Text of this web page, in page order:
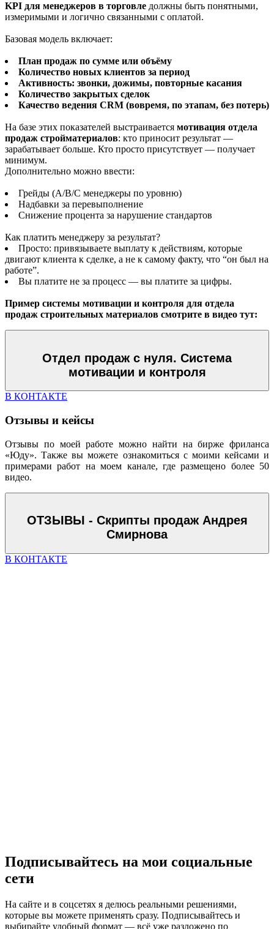
KPI для менеджеров в торговле должны быть понятными,
измеримыми и логично связанными с оплатой.
Базовая модель включает:
План продаж по сумме или объёму
Количество новых клиентов за период
Активность: звонки, дожимы, повторные касания
Количество закрытых сделок
Качество ведения CRM (вовремя, по этапам, без потерь)
На базе этих показателей выстраивается мотивация отдела
продаж стройматериалов: кто приносит результат —
зарабатывает больше. Кто просто присутствует — получает
минимум.
Дополнительно можно ввести:
Грейды (A/B/C менеджеры по уровню)
Надбавки за перевыполнение
Снижение процента за нарушение стандартов
Как платить менеджеру за результат?
Просто: привязываете выплату к действиям, которые
двигают клиента к сделке, а не к самому факту, что “он был на
работе”.
Вы платите не за процесс — вы платите за цифры.
Пример системы мотивации и контроля для отдела
продаж строительных материалов смотрите в видео тут:
Отдел продаж с нуля. Система
мотивации и контроля
В КОНТАКТЕ
Отзывы и кейсы
Отзывы по моей работе можно найти на бирже фриланса
«Юду». Также вы можете ознакомиться с моими кейсами и
примерами работ на моем канале, где размещено более 50
видео.
ОТЗЫВЫ - Скрипты продаж Андрея
Смирнова
В КОНТАКТЕ
Подписывайтесь на мои социальные
сети
На сайте и в соцсетях я делюсь реальными решениями,
которые вы можете применять сразу. Подписывайтесь и
выбирайте удобный формат — всё уже разложено по